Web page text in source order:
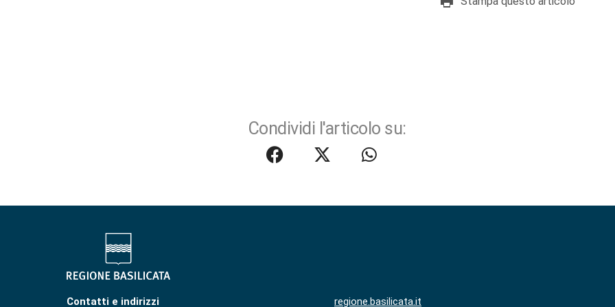
Condividi l'articolo su:
Contatti e indirizzi regione.basilicata.it